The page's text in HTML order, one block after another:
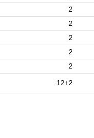
2
2
2
2
2
12+2